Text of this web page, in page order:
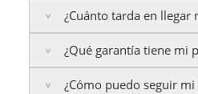
¿Cuánto tarda en llegar
Península: Entregamos en un
a 48 horas laborables, si
las
17:00 h.
¿Qué garantía tiene mi
¿Cómo puedo seguir mi